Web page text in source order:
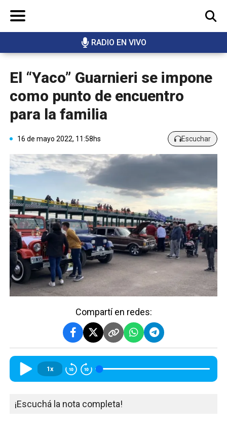
RADIO EN VIVO
BUSCAR
El “Yaco” Guarnieri se impone
como punto de encuentro
para la familia
16 de mayo 2022, 11:58hs Escuchar
Compartí en redes:
1x
¡Escuchá la nota completa!